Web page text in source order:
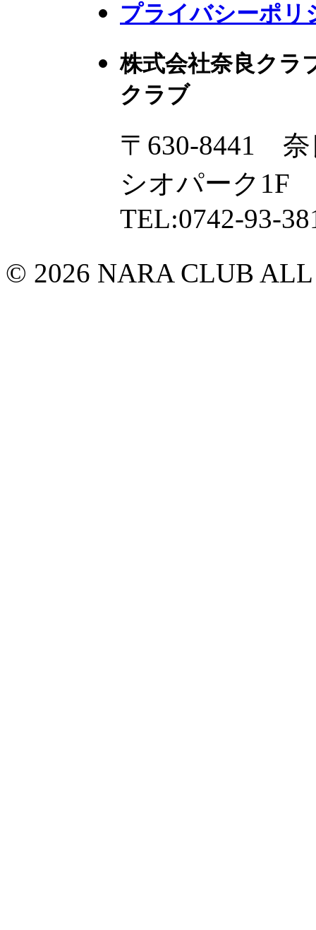
プライバシーポリ
株式会社奈良ク
クラブ
〒630-8441
シオパーク1F
TEL:0742-93-
© 2026 NARA CLUB ALL